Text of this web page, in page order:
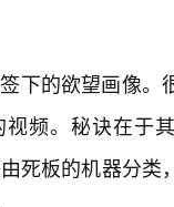
下的欲望画像。
频。秘诀在于
死板的机器分